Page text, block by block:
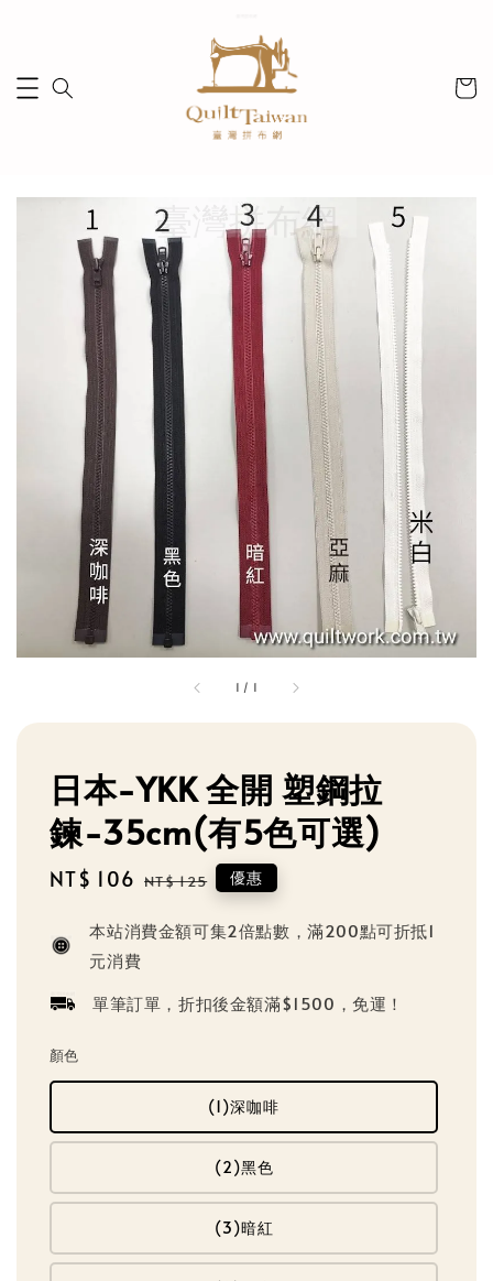
1 / 1
日本-YKK 全開 塑鋼拉
鍊-35cm(有5色可選)
Sale
NT$ 106 Regular
NT$ 125 優惠
本站消費金額可集2倍點數，滿200點可折抵1
元消費
單筆訂單，折扣後金額滿$1500，免運！
顏色
(1)深咖啡
(2)黑色
(3)暗紅